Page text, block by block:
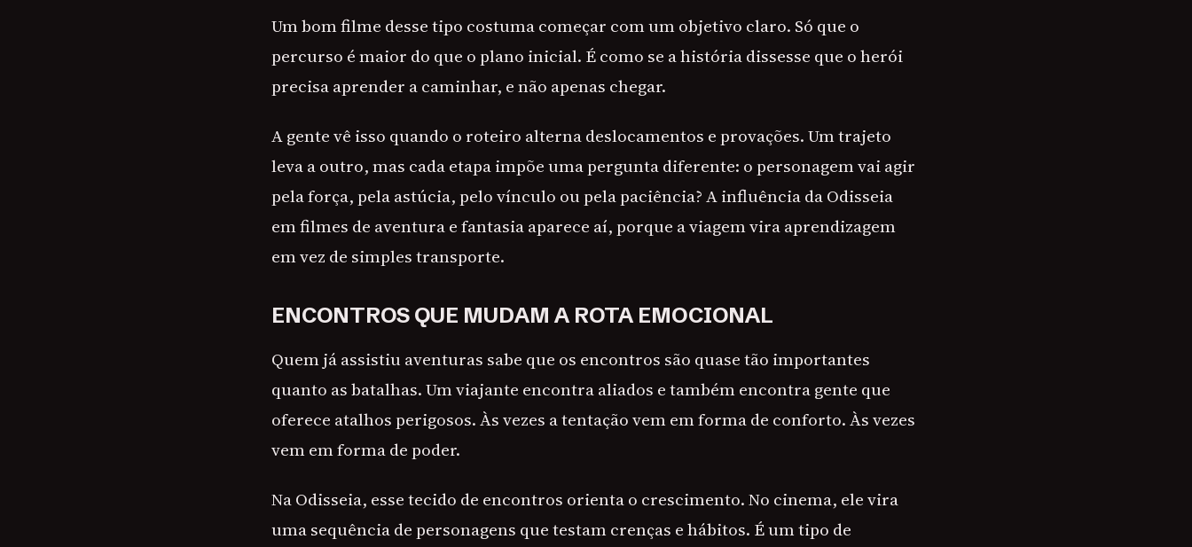
Um bom filme desse tipo costuma começar com um objetivo claro. Só que o
percurso é maior do que o plano inicial. É como se a história dissesse que o herói
precisa aprender a caminhar, e não apenas chegar.
A gente vê isso quando o roteiro alterna deslocamentos e provações. Um trajeto
leva a outro, mas cada etapa impõe uma pergunta diferente: o personagem vai agir
pela força, pela astúcia, pelo vínculo ou pela paciência? A influência da Odisseia
em filmes de aventura e fantasia aparece aí, porque a viagem vira aprendizagem
em vez de simples transporte.
ENCONTROS QUE MUDAM A ROTA EMOCIONAL
Quem já assistiu aventuras sabe que os encontros são quase tão importantes
quanto as batalhas. Um viajante encontra aliados e também encontra gente que
oferece atalhos perigosos. Às vezes a tentação vem em forma de conforto. Às vezes
vem em forma de poder.
Na Odisseia, esse tecido de encontros orienta o crescimento. No cinema, ele vira
uma sequência de personagens que testam crenças e hábitos. É um tipo de